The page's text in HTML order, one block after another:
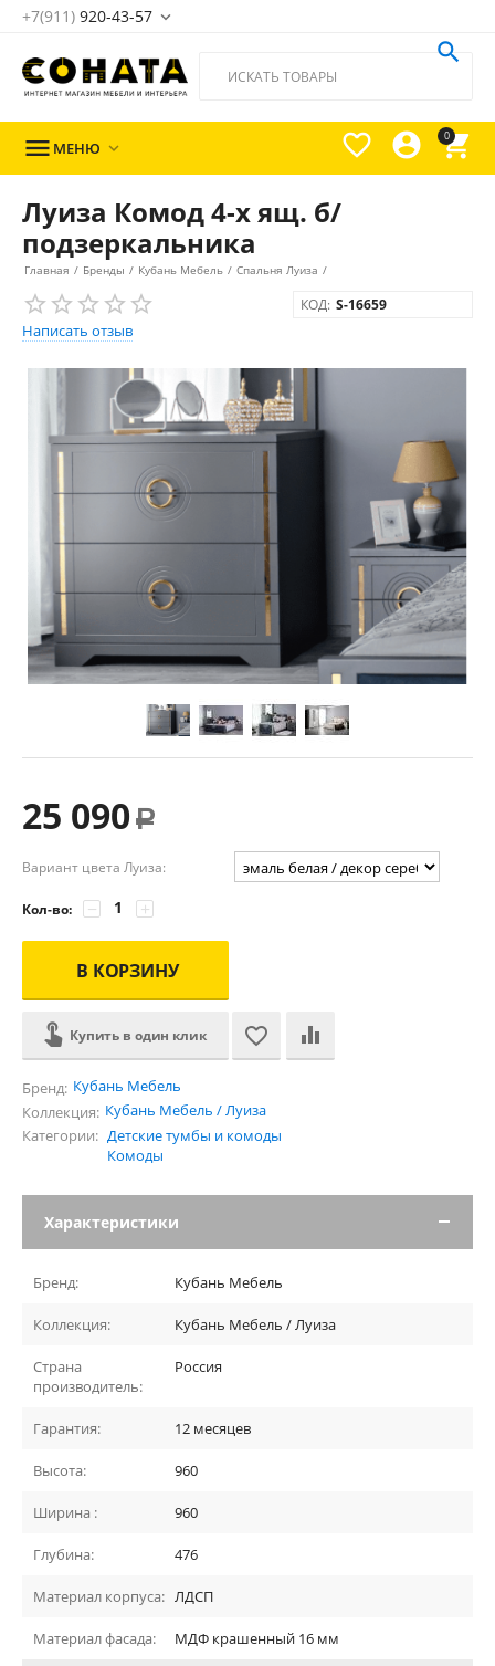
+7(911) 920-43-57 
0




 МЕНЮ 
Луиза Комод 4-х ящ. б/
подзеркальника
Главная / Бренды / Кубань Мебель / Спальня Луиза /
Написать отзыв
КОД: S-16659
25 090 Р
Вариант цвета Луиза:
Кол-во: +
−
В КОРЗИНУ
Купить в один клик
Бренд: Кубань Мебель
Коллекция: Кубань Мебель / Луиза
Категории: Детские тумбы и комоды
Комоды
Характеристики
Бренд: Кубань Мебель
Коллекция: Кубань Мебель / Луиза
Страна
производитель:
Россия
Гарантия: 12 месяцев
Высота: 960
Ширина : 960
Глубина: 476
Материал корпуса: ЛДСП
Материал фасада: МДФ крашенный 16 мм